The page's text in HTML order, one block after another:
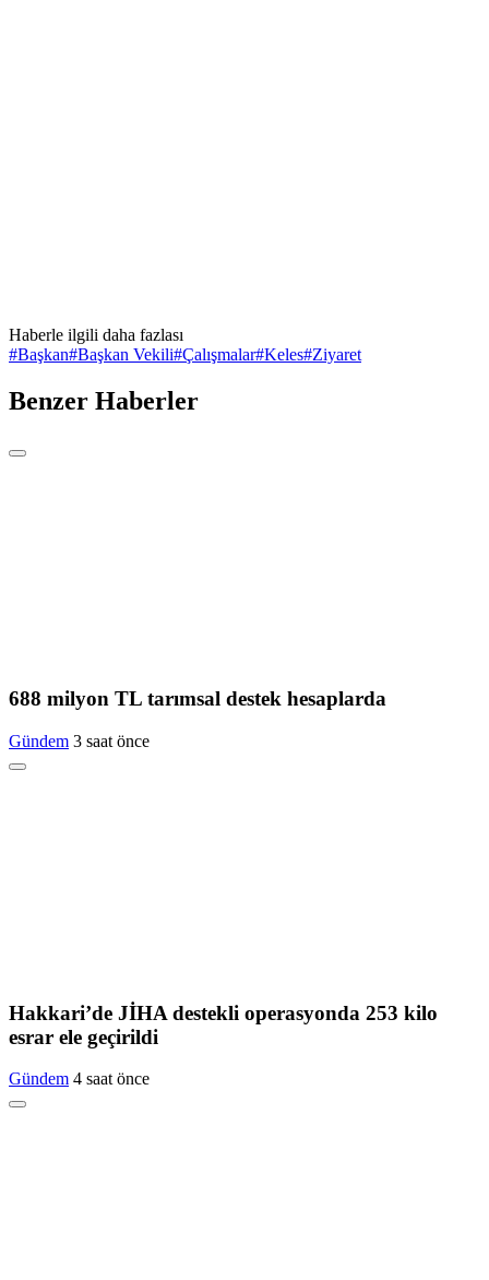
Haberle ilgili daha fazlası
#Başkan#Başkan Vekili#Çalışmalar#Keles#Ziyaret
Benzer Haberler
688 milyon TL tarımsal destek hesaplarda
Gündem 3 saat önce
Hakkari’de JİHA destekli operasyonda 253 kilo
esrar ele geçirildi
Gündem 4 saat önce